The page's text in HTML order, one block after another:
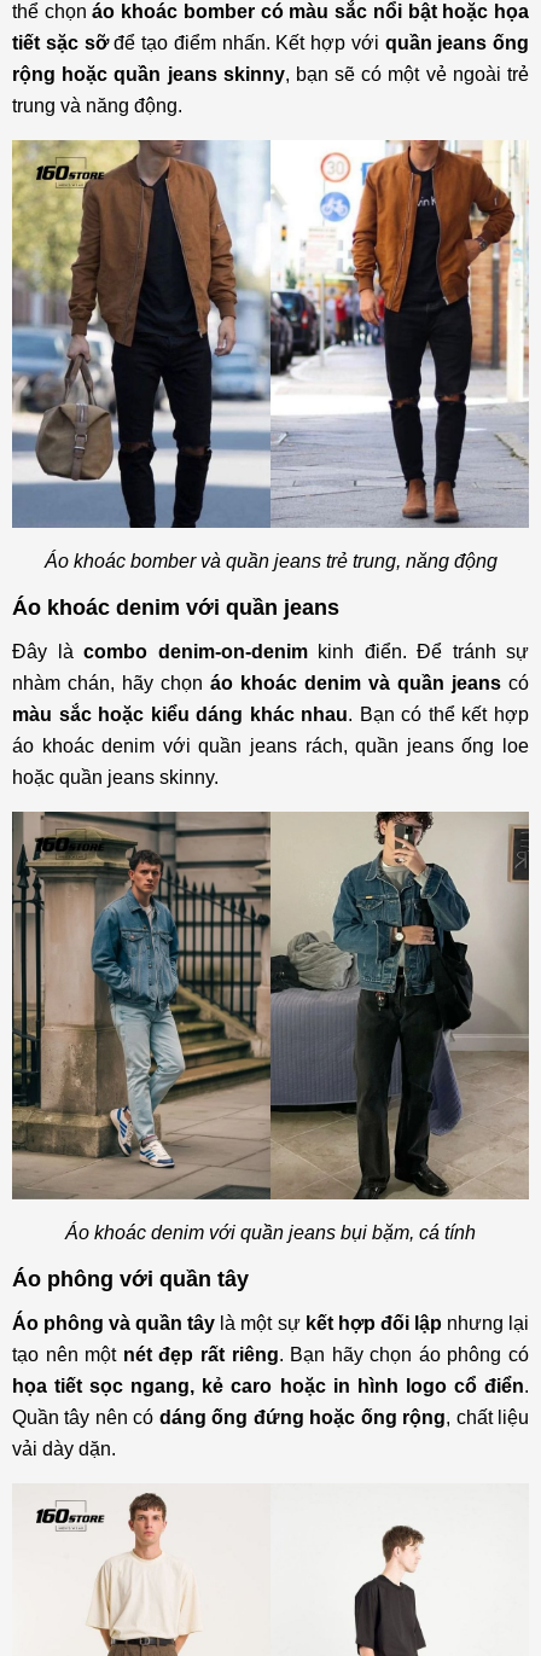
thể chọnáo khoác bomber có màu sắc nổi bật hoặc họa
tiết sặc sỡđể tạo điểm nhấn. Kết hợp với quần jeans ống
rộng hoặc quần jeans skinny, bạn sẽ có một vẻ ngoài trẻ
trung và năng động.
Áo khoác bomber và quần jeans trẻ trung, năng động
Áo khoác denim với quần jeans
Đây là combo denim-on-denimkinh điển. Để tránh sự
nhàm chán, hãy chọn áo khoác denim và quần jeans có
màu sắc hoặc kiểu dáng khác nhau. Bạn có thể kết hợp
áo khoác denim với quần jeans rách, quần jeans ống loe
hoặc quần jeans skinny.
Áo khoác denim với quần jeans bụi bặm, cá tính
Áo phông với quần tây
Áo phông và quần tây là một sự kết hợp đối lập nhưng lại
tạo nên mộtnét đẹp rất riêng. Bạn hãy chọn áo phông có
họa tiết sọc ngang, kẻ caro hoặc in hình logo cổ điển.
Quần tây nên có dáng ống đứng hoặc ống rộng, chất liệu
vải dày dặn.